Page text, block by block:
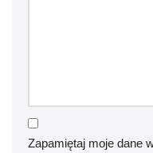
Zapamiętaj moje dane